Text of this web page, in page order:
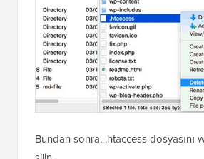
Bundan sonra, .htaccess dosyasını